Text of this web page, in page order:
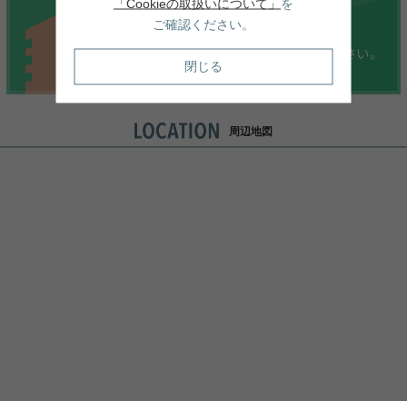
周辺地図
「Cookieの取扱いについて」 を
ご確認ください。
閉じる